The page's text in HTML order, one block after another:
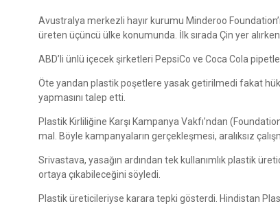
Avustralya merkezli hayır kurumu Minderoo
üreten üçüncü ülke konumunda. İlk sırada Çin yer
ABD’li ünlü içecek şirketleri PepsiCo ve Coca Cola
Öte yandan plastik poşetlere yasak getirilmedi fakat
yapmasını talep etti.
Plastik Kirliliğine Karşı Kampanya Vakfı’ndan
mal. Böyle kampanyaların gerçekleşmesi, aralıksız
Srivastava, yasağın ardından tek kullanımlık plastik
ortaya çıkabileceğini söyledi.
Plastik üreticileriyse karara tepki gösterdi. Hindistan